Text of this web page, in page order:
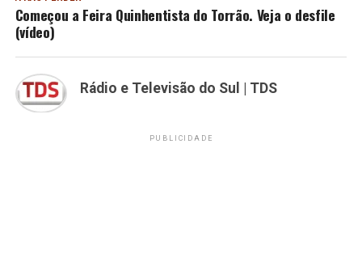
Começou a Feira Quinhentista do Torrão. Veja o desfile
(vídeo)
Rádio e Televisão do Sul | TDS
PUBLICIDADE